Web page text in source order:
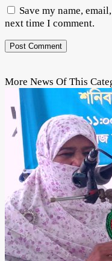
Save my name,
next time I comment.
More News Of This